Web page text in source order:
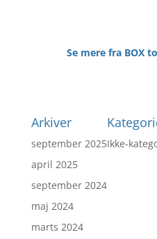
Se mere fra BOX
Arkiver
september 2025
april 2025
september 2024
maj 2024
marts 2024
Ikke-